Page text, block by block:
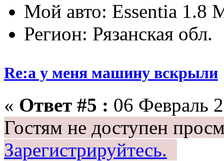
Мой авто: Essentia 1.8
Регион: Рязанская обл.
Re:а у меня машину вскрыли
« Ответ #5 : 06 Февраль
Гостям не доступен
Зарегистрируйтесь.